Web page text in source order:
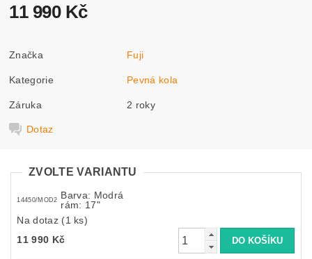
11 990 Kč
Značka Fuji
Kategorie Pevná kola
Záruka 2 roky
Dotaz
ZVOLTE VARIANTU
14450/MOD2 Barva: Modrá
rám: 17"
Na dotaz (1 ks)
11 990 Kč